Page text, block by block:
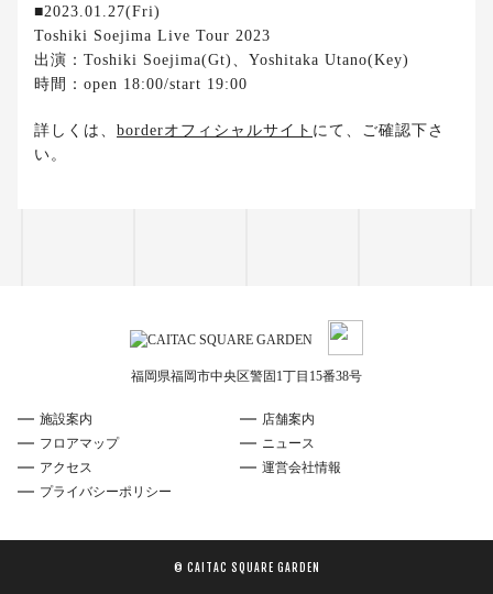
■2023.01.27(Fri)
Toshiki Soejima Live Tour 2023
出演：Toshiki Soejima(Gt)、Yoshitaka Utano(Key)
時間：open 18:00/start 19:00
詳しくは、 borderオフィシャルサイト にて、ご確認下さ
い。
福岡県福岡市中央区警固1丁目15番38号
施設案内
店舗案内
フロアマップ
ニュース
アクセス
運営会社情報
プライバシーポリシー
©️ CAITAC SQUARE GARDEN